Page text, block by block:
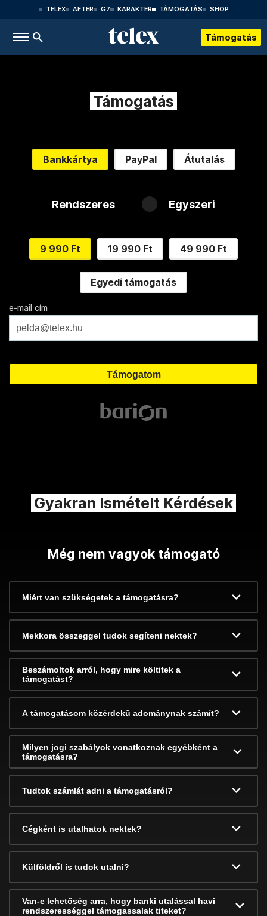
TELEX AFTER G7 KARAKTER TÁMOGATÁS SHOP
Támogatás
Támogatás
Bankkártya PayPal Átutalás
Rendszeres Egyszeri
9 990 Ft 19 990 Ft 49 990 Ft
Egyedi támogatás
e-mail cím
Gyakran Ismételt Kérdések
Még nem vagyok támogató
Miért van szükségetek a támogatásra?
Mekkora összeggel tudok segíteni nektek?
Beszámoltok arról, hogy mire költitek a
támogatást?
A támogatásom közérdekű adománynak számít?
Milyen jogi szabályok vonatkoznak egyébként a
támogatásra?
Tudtok számlát adni a támogatásról?
Cégként is utalhatok nektek?
Külföldről is tudok utalni?
Van-e lehetőség arra, hogy banki utalással havi
rendszerességgel támogassalak titeket?